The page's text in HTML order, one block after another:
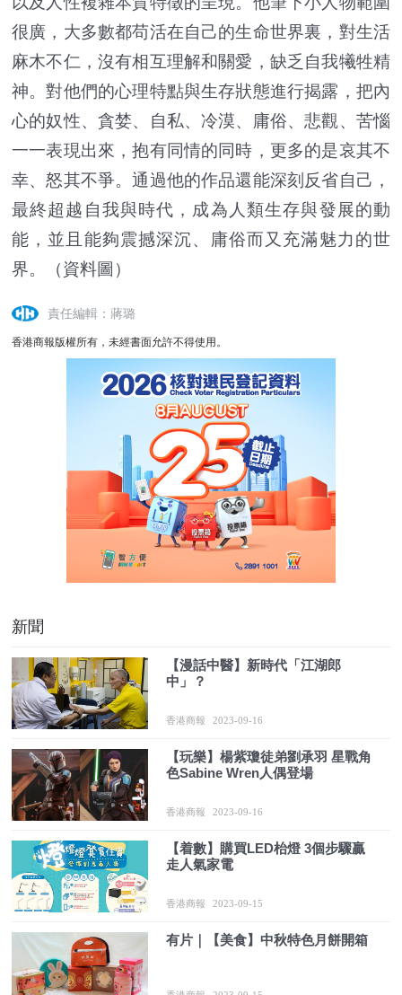
很廣，大多數都苟活在自己的生命世界裏，對生活
麻木不仁，沒有相互理解和關愛，缺乏自我犧牲精
神。對他們的心理特點與生存狀態進行揭露，把內
心的奴性、貪婪、自私、冷漠、庸俗、悲觀、苦惱
一一表現出來，抱有同情的同時，更多的是哀其不
幸、怒其不爭。通過他的作品還能深刻反省自己，
最終超越自我與時代，成為人類生存與發展的動
能，並且能夠震撼深沉、庸俗而又充滿魅力的世
界。（資料圖）
責任編輯：蔣璐
香港商報版權所有，未經書面允許不得使用。
新聞
【漫話中醫】新時代「江湖郎
中」？
香港商報 2023-09-16
【玩樂】楊紫瓊徒弟劉承羽 星戰角
色Sabine Wren人偶登場
香港商報 2023-09-16
【着數】購買LED枱燈 3個步驟贏
走人氣家電
香港商報 2023-09-15
有片｜【美食】中秋特色月餅開箱